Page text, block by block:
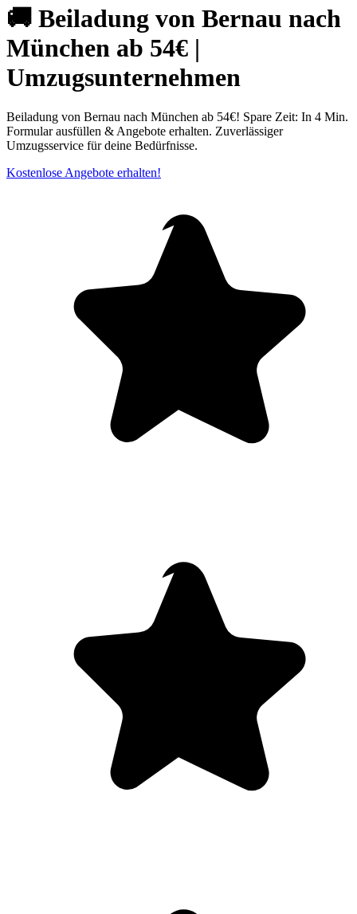
🚚 Beiladung von Bernau nach
München ab 54€ |
Umzugsunternehmen
Beiladung von Bernau nach München ab 54€! Spare Zeit: In 4 Min.
Formular ausfüllen & Angebote erhalten. Zuverlässiger
Umzugsservice für deine Bedürfnisse.
Kostenlose Angebote erhalten!